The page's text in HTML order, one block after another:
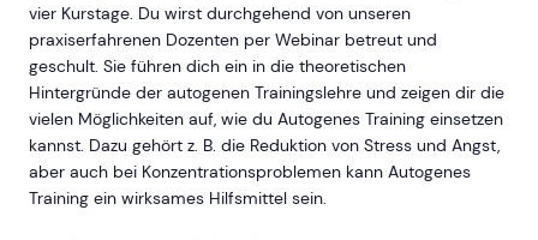
vier Kurstage. Du wirst durchgehend von unseren
praxiserfahrenen Dozenten per Webinar betreut und
geschult. Sie führen dich ein in die theoretischen
Hintergründe der autogenen Trainingslehre und zeigen dir die
vielen Möglichkeiten auf, wie du Autogenes Training einsetzen
kannst. Dazu gehört z. B. die Reduktion von Stress und Angst,
aber auch bei Konzentrationsproblemen kann Autogenes
Training ein wirksames Hilfsmittel sein.